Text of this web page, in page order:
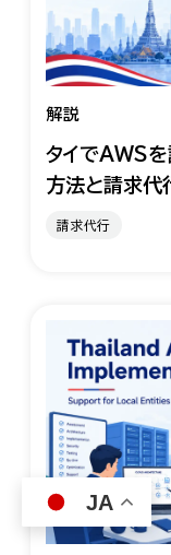
JA
解説
タイでAWS
方法と請求代
請求代行